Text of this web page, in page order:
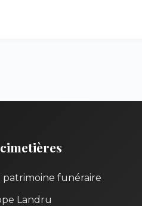
patrimoine funéraire
Landru